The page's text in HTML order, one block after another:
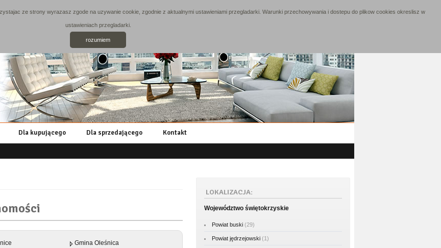
Dla kupującego Dla sprzedającego Kontakt
Gmina Oleśnica
LOKALIZACJA:
Województwo świętokrzyskie
Powiat buski(29)
Powiat jędrzejowski(1)
ze strony wyrazasz zgode na uzywanie cookie, zgodnie z aktualnymi ustawieniami przegladarki. Warunki przechowywania i dostepu do plikow cookies okreslisz w
ustawieniach przegladarki.
rozumiem